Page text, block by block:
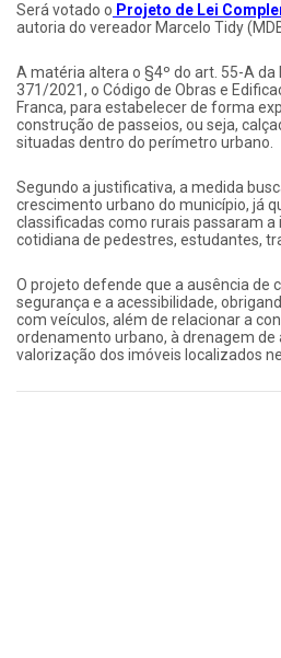
Será votado o Projeto de Lei
autoria do vereador Marcelo Tidy
A matéria altera o §4º do art. 55-A da
371/2021, o Código de Obras e
Franca, para estabelecer de forma
construção de passeios, ou seja,
situadas dentro do perímetro urbano.
Segundo a justificativa, a medida
crescimento urbano do município, já
classificadas como rurais passaram
cotidiana de pedestres, estudantes,
O projeto defende que a ausência de
segurança e a acessibilidade,
com veículos, além de relacionar a
ordenamento urbano, à drenagem de
valorização dos imóveis localizados